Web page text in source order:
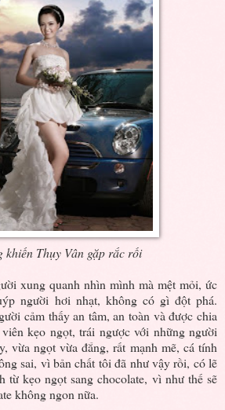
khiến Thụy Vân gặp rắc rối
xung quanh nhìn mình mà mệt mỏi, ức
người hơi nhạt, không có gì đột phá.
cảm thấy an tâm, an toàn và được chia
kẹo ngọt, trái ngược với những người
vừa ngọt vừa đắng, rất mạnh mẽ, cá tính
sai, vì bản chất tôi đã như vậy rồi, có lẽ
từ kẹo ngọt sang chocolate, vì như thế sẽ
không ngon nữa.